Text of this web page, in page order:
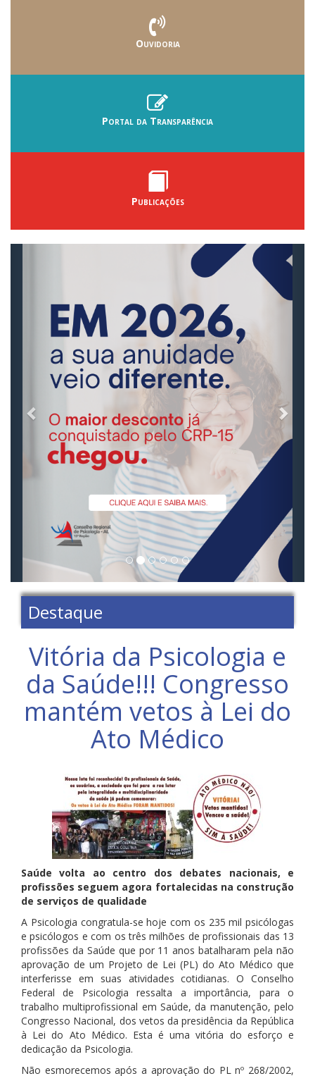
Ouvidoria
Portal da Transparência
Publicações
Destaque
Vitória da Psicologia e
da Saúde!!! Congresso
mantém vetos à Lei do
Ato Médico
Saúde volta ao centro dos debates nacionais, e
profissões seguem agora fortalecidas na construção
de serviços de qualidade
A Psicologia congratula-se hoje com os 235 mil psicólogas
e psicólogos e com os três milhões de profissionais das 13
profissões da Saúde que por 11 anos batalharam pela não
aprovação de um Projeto de Lei (PL) do Ato Médico que
interferisse em suas atividades cotidianas. O Conselho
Federal de Psicologia ressalta a importância, para o
trabalho multiprofissional em Saúde, da manutenção, pelo
Congresso Nacional, dos vetos da presidência da República
à Lei do Ato Médico. Esta é uma vitória do esforço e
dedicação da Psicologia.
Não esmorecemos após a aprovação do PL nº 268/2002,